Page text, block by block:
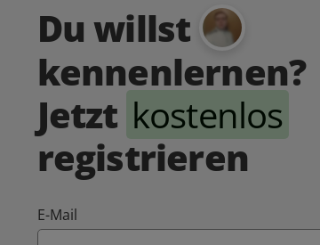
Du willst
kennenlernen?
Jetzt kostenlos
registrieren
E-Mail